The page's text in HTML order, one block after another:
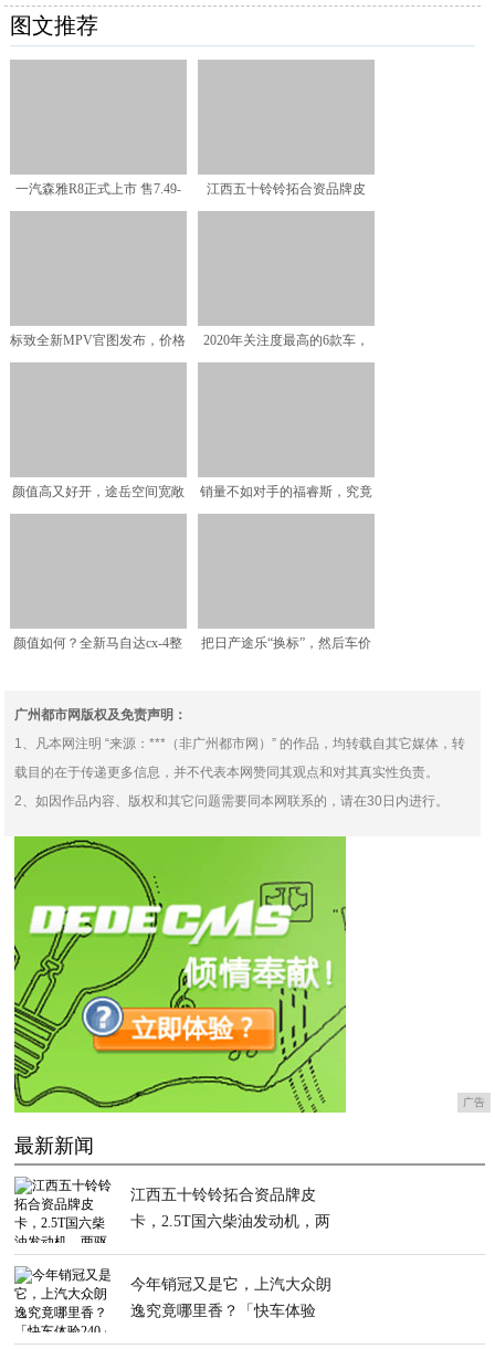
图文推荐
一汽森雅R8正式上市 售7.49-
江西五十铃铃拓合资品牌皮
标致全新MPV官图发布，价格
2020年关注度最高的6款车，
颜值高又好开，途岳空间宽敞
销量不如对手的福睿斯，究竟
颜值如何？全新马自达cx-4整
把日产途乐“换标”，然后车价
广州都市网版权及免责声明：
1、凡本网注明 “来源：***（非广州都市网）” 的作品，均转载自其它媒体，转
载目的在于传递更多信息，并不代表本网赞同其观点和对其真实性负责。
2、如因作品内容、版权和其它问题需要同本网联系的，请在30日内进行。
广告
最新新闻
江西五十铃铃拓合资品牌皮
卡，2.5T国六柴油发动机，两
今年销冠又是它，上汽大众朗
逸究竟哪里香？「快车体验